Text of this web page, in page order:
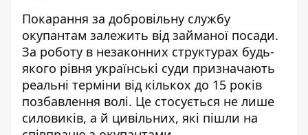
Покарання за добровільну службу
окупантам залежить від займаної посади.
За роботу в незаконних структурах будь-
якого рівня українські суди призначають
реальні терміни від кількох до 15 років
позбавлення волі. Це стосується не лише
силовиків, а й цивільних, які пішли на